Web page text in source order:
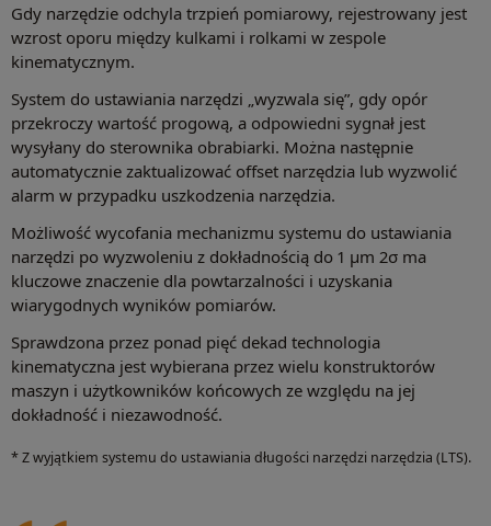
Gdy narzędzie odchyla trzpień pomiarowy, rejestrowany jest
wzrost oporu między kulkami i rolkami w zespole
kinematycznym.
System do ustawiania narzędzi „wyzwala się”, gdy opór
przekroczy wartość progową, a odpowiedni sygnał jest
wysyłany do sterownika obrabiarki. Można następnie
automatycznie zaktualizować offset narzędzia lub wyzwolić
alarm w przypadku uszkodzenia narzędzia.
Możliwość wycofania mechanizmu systemu do ustawiania
narzędzi po wyzwoleniu z dokładnością do 1 μm 2σ ma
kluczowe znaczenie dla powtarzalności i uzyskania
wiarygodnych wyników pomiarów.
Sprawdzona przez ponad pięć dekad technologia
kinematyczna jest wybierana przez wielu konstruktorów
maszyn i użytkowników końcowych ze względu na jej
dokładność i niezawodność.
* Z wyjątkiem systemu do ustawiania długości narzędzi narzędzia (LTS).